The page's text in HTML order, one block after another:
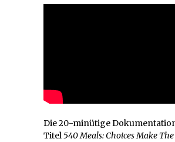
Die 20-minütige
Titel540 Meals: Choices Make